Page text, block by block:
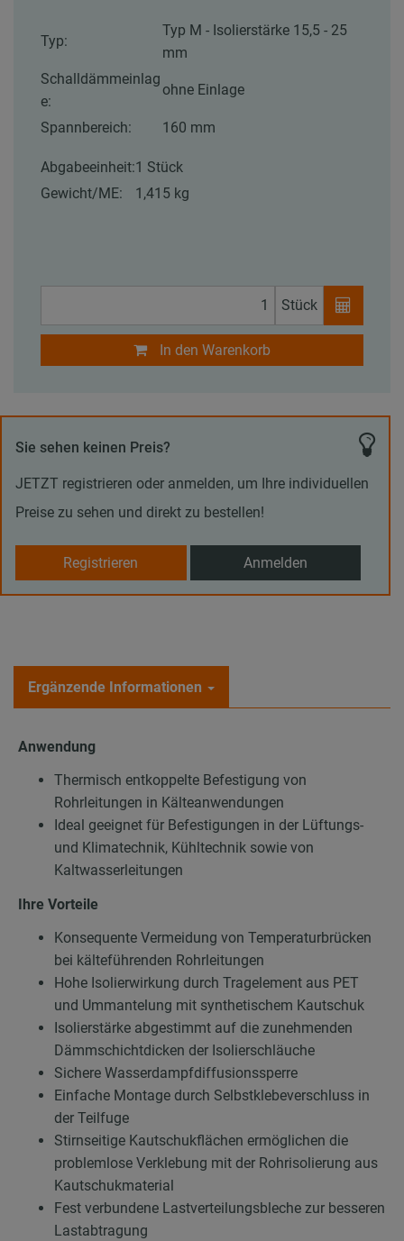
Typ:
Typ M - Isolierstärke 15,5 - 25
mm
Schalldämmeinlag
e:
ohne Einlage
Spannbereich: 160 mm
Abgabeeinheit:1 Stück
Gewicht/ME:
1,415 kg
Stück
In den Warenkorb
Sie sehen keinen Preis?
JETZT registrieren oder anmelden, um Ihre individuellen
Preise zu sehen und direkt zu bestellen!
Registrieren Anmelden
Ergänzende Informationen
Anwendung
Thermisch entkoppelte Befestigung von
Rohrleitungen in Kälteanwendungen
Ideal geeignet für Befestigungen in der Lüftungs-
und Klimatechnik, Kühltechnik sowie von
Kaltwasserleitungen
Ihre Vorteile
Konsequente Vermeidung von Temperaturbrücken
bei kälteführenden Rohrleitungen
Hohe Isolierwirkung durch Tragelement aus PET
und Ummantelung mit synthetischem Kautschuk
Isolierstärke abgestimmt auf die zunehmenden
Dämmschichtdicken der Isolierschläuche
Sichere Wasserdampfdiffusionssperre
Einfache Montage durch Selbstklebeverschluss in
der Teilfuge
Stirnseitige Kautschukflächen ermöglichen die
problemlose Verklebung mit der Rohrisolierung aus
Kautschukmaterial
Fest verbundene Lastverteilungsbleche zur besseren
Lastabtragung